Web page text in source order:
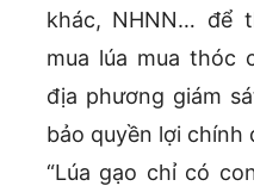
khác, NHNN… để
mua lúa mua thóc
địa phương giám
bảo quyền lợi chính
“Lúa gạo chỉ có